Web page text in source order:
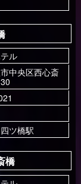
ル
中央区西心斎
ツ橋駅
橋